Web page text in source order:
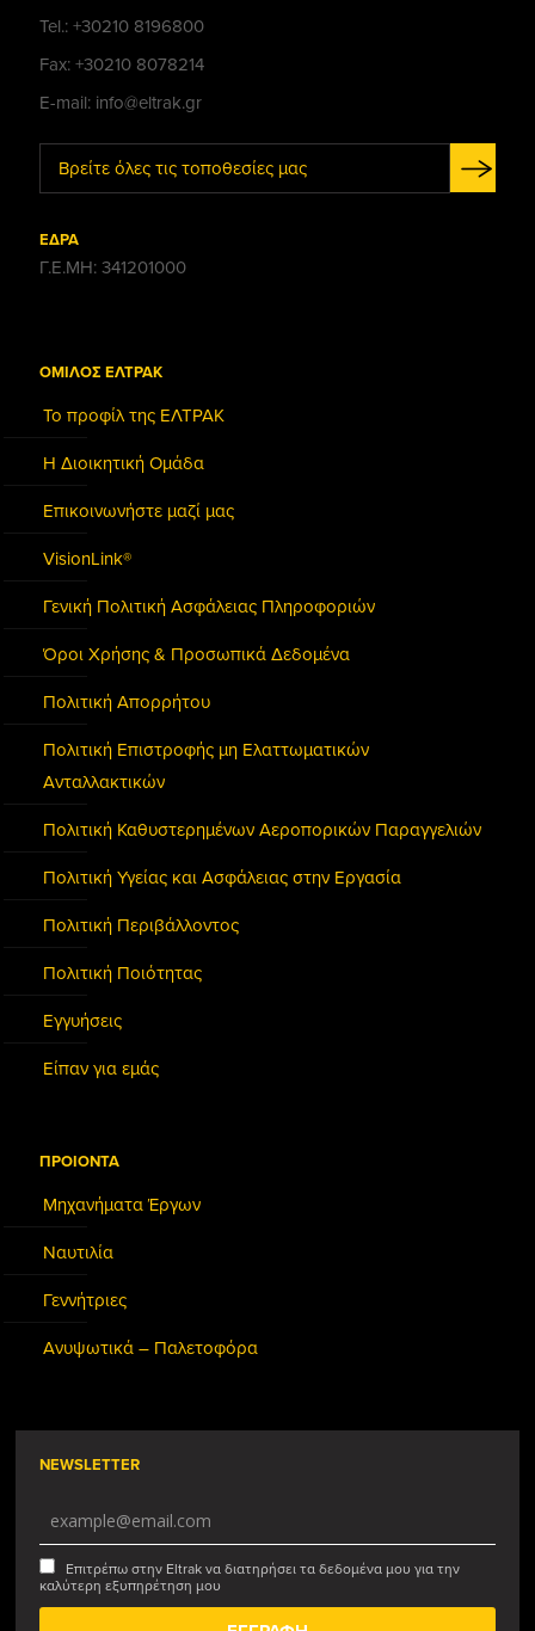
Tel.: +30210 8196800
Fax: +30210 8078214
E-mail: info@eltrak.gr
Βρείτε όλες τις τοποθεσίες μας
ΕΔΡΑ
Γ.Ε.ΜΗ: 341201000
ΟΜΙΛΟΣ ΕΛΤΡΑΚ
Το προφίλ της ΕΛΤΡΑΚ
Η Διοικητική Ομάδα
Επικοινωνήστε μαζί μας
VisionLink®
Γενική Πολιτική Ασφάλειας Πληροφοριών
Όροι Χρήσης & Προσωπικά Δεδομένα
Πολιτική Απορρήτου
Πολιτική Επιστροφής μη Ελαττωματικών
Ανταλλακτικών
Πολιτική Καθυστερημένων Αεροπορικών Παραγγελιών
Πολιτική Υγείας και Ασφάλειας στην Εργασία
Πολιτική Περιβάλλοντος
Πολιτική Ποιότητας
Εγγυήσεις
Είπαν για εμάς
ΠΡΟΙΟΝΤΑ
Μηχανήματα Έργων
Ναυτιλία
Γεννήτριες
Ανυψωτικά – Παλετοφόρα
NEWSLETTER
Επιτρέπω στην Eltrak να διατηρήσει τα δεδομένα μου για την
καλύτερη εξυπηρέτηση μου